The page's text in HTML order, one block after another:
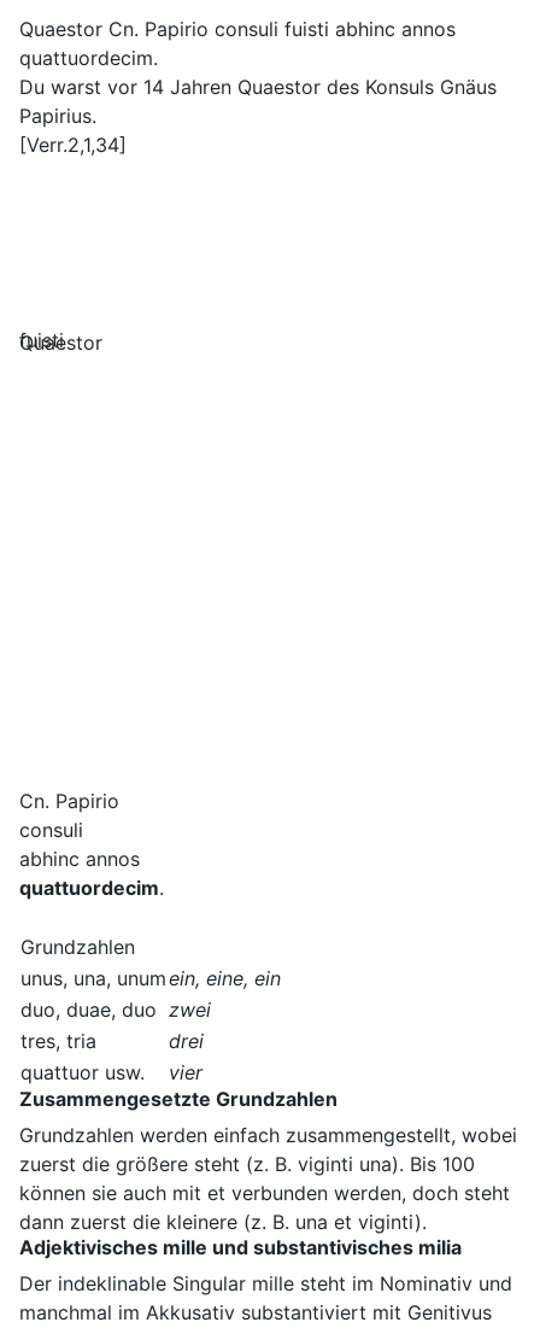
Quaestor Cn. Papirio consuli fuisti abhinc annos
quattuordecim.
Du warst vor 14 Jahren Quaestor des Konsuls Gnäus
Papirius.
[Verr.2,1,34]
Quaestor
fuisti
Cn. Papirio
consuli
abhinc annos
quattuordecim.
Grundzahlen
unus, una, unumein, eine, ein
duo, duae, duo zwei
tres, tria
drei
quattuor usw.
vier
Zusammengesetzte Grundzahlen
Grundzahlen werden einfach zusammengestellt, wobei
zuerst die größere steht (z. B. viginti una). Bis 100
können sie auch mit et verbunden werden, doch steht
dann zuerst die kleinere (z. B. una et viginti).
Adjektivisches mille und substantivisches milia
Der indeklinable Singular mille steht im Nominativ und
manchmal im Akkusativ substantiviert mit Genitivus